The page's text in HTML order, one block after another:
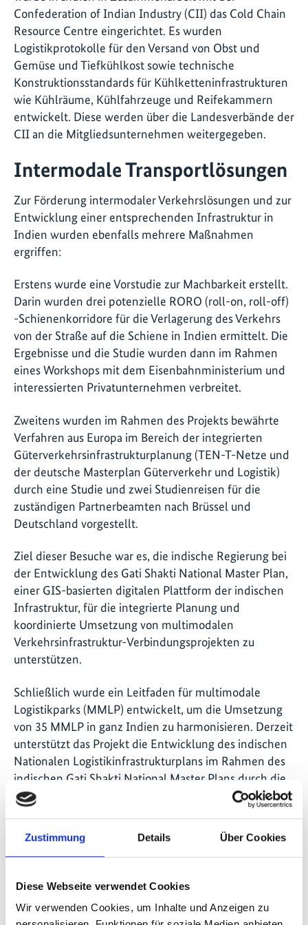
Zustimmung Details Über Cookies
Diese Webseite verwendet Cookies
Wir verwenden Cookies, um Inhalte und Anzeigen zu
Confederation of Indian Industry (CII) das Cold Chain
Resource Centre eingerichtet. Es wurden
Logistikprotokolle für den Versand von Obst und
Gemüse und Tiefkühlkost sowie technische
Konstruktionsstandards für Kühlketteninfrastrukturen
wie Kühlräume, Kühlfahrzeuge und Reifekammern
entwickelt. Diese werden über die Landesverbände der
CII an die Mitgliedsunternehmen weitergegeben.
Intermodale Transportlösungen
Zur Förderung intermodaler Verkehrslösungen und zur
Entwicklung einer entsprechenden Infrastruktur in
Indien wurden ebenfalls mehrere Maßnahmen
ergriffen:
Erstens wurde eine Vorstudie zur Machbarkeit erstellt.
Darin wurden drei potenzielle RORO (roll-on, roll-off)
-Schienenkorridore für die Verlagerung des Verkehrs
von der Straße auf die Schiene in Indien ermittelt. Die
Ergebnisse und die Studie wurden dann im Rahmen
eines Workshops mit dem Eisenbahnministerium und
interessierten Privatunternehmen verbreitet.
Zweitens wurden im Rahmen des Projekts bewährte
Verfahren aus Europa im Bereich der integrierten
Güterverkehrsinfrastrukturplanung (TEN-T-Netze und
der deutsche Masterplan Güterverkehr und Logistik)
durch eine Studie und zwei Studienreisen für die
zuständigen Partnerbeamten nach Brüssel und
Deutschland vorgestellt.
Ziel dieser Besuche war es, die indische Regierung bei
der Entwicklung des Gati Shakti National Master Plan,
einer GIS-basierten digitalen Plattform der indischen
Infrastruktur, für die integrierte Planung und
koordinierte Umsetzung von multimodalen
Verkehrsinfrastruktur-Verbindungsprojekten zu
unterstützen.
Schließlich wurde ein Leitfaden für multimodale
Logistikparks (MMLP) entwickelt, um die Umsetzung
von 35 MMLP in ganz Indien zu harmonisieren. Derzeit
unterstützt das Projekt die Entwicklung des indischen
Nationalen Logistikinfrastrukturplans im Rahmen des
indischen Gati Shakti National Master Plans durch die
Bereitstellung von internationalem Fachwissen.
Angebot von "Freight Smart
Cities"-Workshops
Auf Stadtebene wurden durch das Partnerministerium
ein „Freight Smart Cities Workshop“ und sechs
regionale Workshops organisiert, um alle indischen